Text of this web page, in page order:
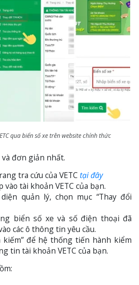
qua biển số xe trên website chính thức
đơn giản nhất.
tra cứu của VETC tại đây
vào tài khoản VETC của bạn.
quản lý, chọn mục “Thay đổi
biển số xe và số điện thoại đã
các ô thông tin yêu cầu.
kiếm” để hệ thống tiến hành kiểm
tin tài khoản VETC của bạn.